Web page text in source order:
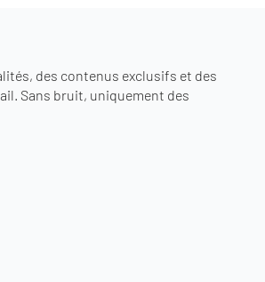
des contenus exclusifs et des
Sans bruit, uniquement des